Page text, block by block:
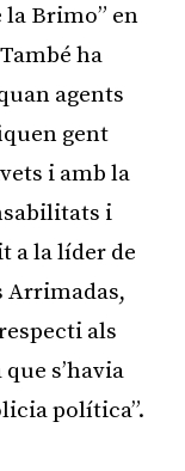
la Brimo” en
ha
agents
gent
i amb la
i
a la líder de
Arrimadas,
als
s’havia
política”.